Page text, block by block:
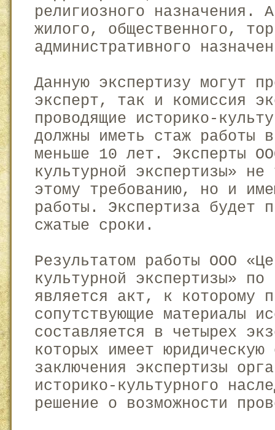
религиозного назначения.
жилого, общественного,
административного
Данную экспертизу могут
эксперт, так и комиссия
проводящие историко-
должны иметь стаж работы
меньше 10 лет. Эксперты
культурной экспертизы» не
этому требованию, но и
работы. Экспертиза будет
сжатые сроки.
Результатом работы ООО
культурной экспертизы»
является акт, к которому
сопутствующие материалы
составляется в четырех
которых имеет
заключения экспертизы
историко-культурного
решение о возможности